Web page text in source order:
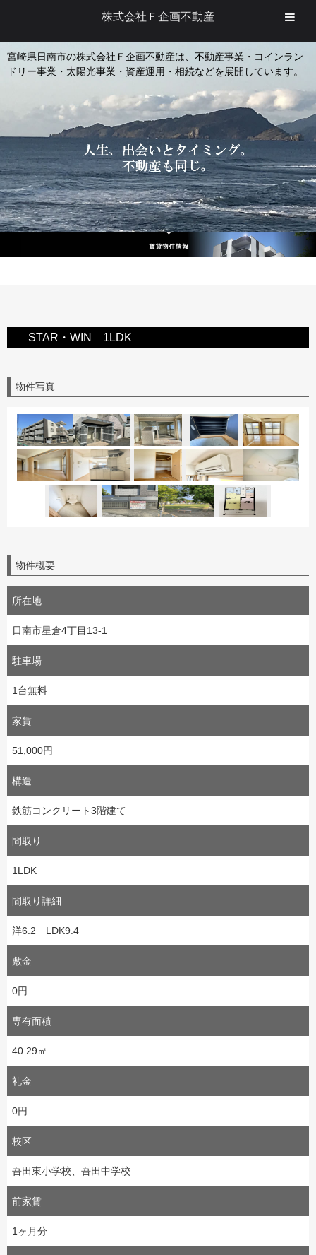
宮崎県日南市の株式会社Ｆ企画不動産は、不動産事業・コインラン
ドリー事業・太陽光事業・資産運用・相続などを展開しています。
STAR・WIN 1LDK
物件写真
物件概要
所在地
日南市星倉4丁目13-1
駐車場
1台無料
家賃
51,000円
構造
鉄筋コンクリート3階建て
間取り
1LDK
間取り詳細
洋6.2 LDK9.4
敷金
0円
専有面積
40.29㎡
礼金
0円
校区
吾田東小学校、吾田中学校
前家賃
1ヶ月分
株式会社Ｆ企画不動産